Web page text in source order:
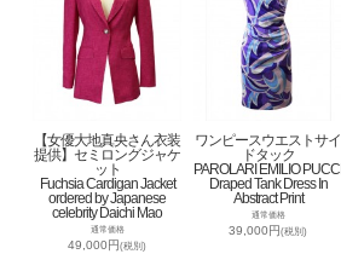
【女優大地真央さん衣装
提供】セミロングジャケ
ット
Fuchsia Cardigan Jacket
ordered by Japanese
celebrity Daichi Mao
通常価格
49,000円(税別)
ワンピースウエストサイ
ドタック
PAROLARI EMILIO PUCCI
Draped Tank Dress In
Abstract Print
通常価格
39,000円(税別)